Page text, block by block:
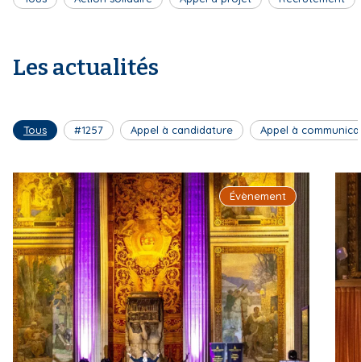
Les actualités
Tous #1257 Appel à candidature Appel à
Évènement